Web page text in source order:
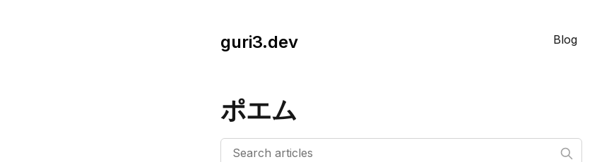
guri3.dev Blog
ポエム